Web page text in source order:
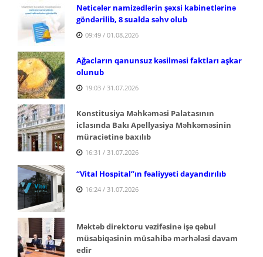
Nəticələr namizədlərin şəxsi kabinetlərinə
göndərilib, 8 sualda səhv olub
09:49 / 01.08.2026
Ağacların qanunsuz kəsilməsi faktları aşkar
olunub
19:03 / 31.07.2026
Konstitusiya Məhkəməsi Palatasının
iclasında Bakı Apellyasiya Məhkəməsinin
müraciətinə baxılıb
16:31 / 31.07.2026
“Vital Hospital”ın fəaliyyəti dayandırılıb
16:24 / 31.07.2026
Məktəb direktoru vəzifəsinə işə qəbul
müsabiqəsinin müsahibə mərhələsi davam
edir